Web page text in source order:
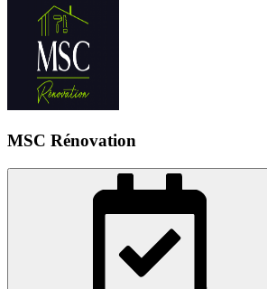
MSC Rénovation